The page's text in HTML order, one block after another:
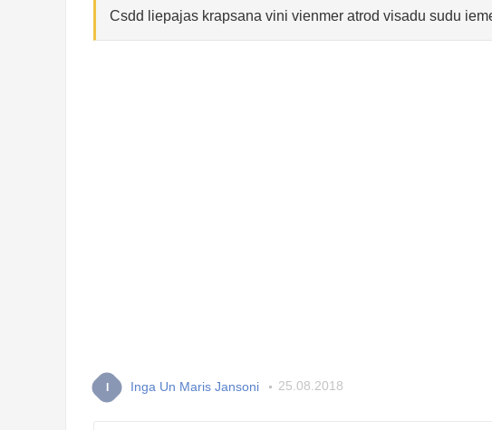
Csdd liepajas krapsana vini vienmer atrod visadu sudu
I Inga Un Maris Jansoni 25.08.2018